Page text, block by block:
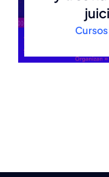
Autoridades
Cursos